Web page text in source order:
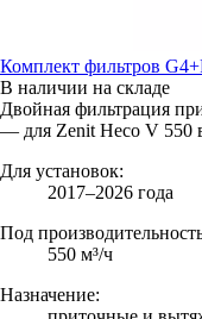
Комплект фильтров
В наличии на складе
Двойная фильтрация
— для Zenit Heco V 550
Для установок:
2017–2026 года
Под
550 м³/ч
Назначение: